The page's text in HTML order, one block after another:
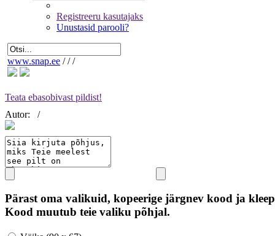
Registreeru kasutajaks
Unustasid parooli?
www.snap.ee / / /
Teata ebasobivast pildist!
Autor:
/
Pärast oma valikuid, kopeerige järgnev kood ja
Kood muutub teie valiku põhjal.